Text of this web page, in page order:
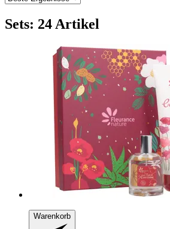
Sets: 24 Artikel
Warenkorb